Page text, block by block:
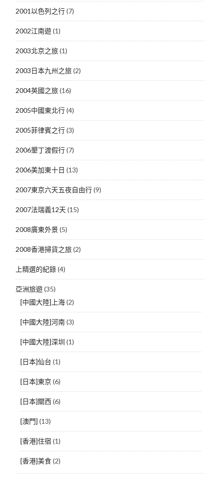
2001以色列之行(7)
2002江南遊(1)
2003北京之旅(1)
2003日本九州之旅(2)
2004英國之旅(16)
2005中國東北行(4)
2005菲律賓之行(3)
2006墾丁渡假行(7)
2006美加東十日 (13)
2007東京六天五夜自由行(9)
2007法瑞義12天(15)
2008廣東外景(5)
2008香港掃貨之旅(2)
上精選的紀錄(4)
亞洲旅遊(35)
[中國大陸]上海(2)
[中國大陸]河南(3)
[中國大陸]深圳 (1)
[日本]仙台 (1)
[日本]東京(6)
[日本]關西(6)
[澳門] (13)
[香港]住宿 (1)
[香港]美食(2)